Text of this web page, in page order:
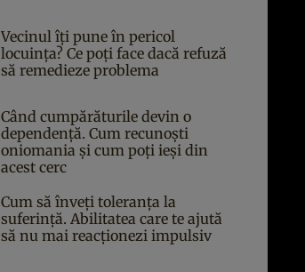
Vecinul îți pune în pericol
locuința? Ce poți face dacă refuză
să remedieze problema
Când cumpărăturile devin o
dependență. Cum recunoști
oniomania și cum poți ieși din
acest cerc
Cum să înveți toleranța la
suferință. Abilitatea care te ajută
să nu mai reacționezi impulsiv